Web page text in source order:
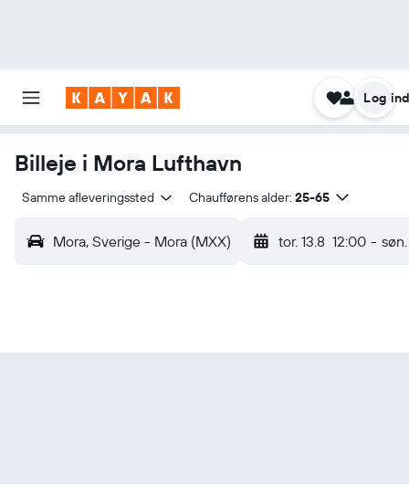
Log
Billeje i Mora Lufthavn
Samme afleveringssted Chaufførens alder: 25-65
Mora, Sverige - Mora (MXX) tor. 13.8 12:00 -